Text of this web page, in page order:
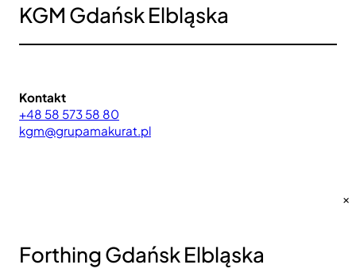
KGM Gdańsk Elbląska
Kontakt
+48 58 573 58 80
kgm@grupamakurat.pl
×
Forthing Gdańsk Elbląska